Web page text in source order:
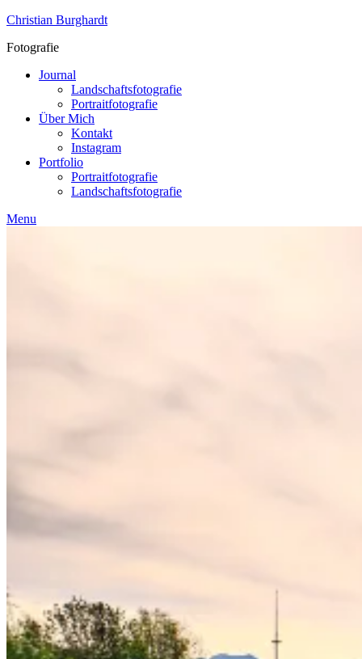
Skip
content
Christian Burghardt
Fotografie
Journal
Landschaftsfotografie
Portraitfotografie
Über Mich
Kontakt
Instagram
Portfolio
Portraitfotografie
Landschaftsfotografie
Menu